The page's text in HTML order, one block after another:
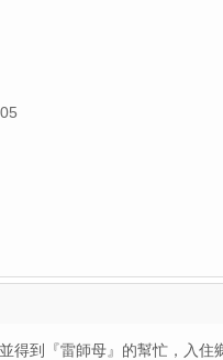
池,李日朗,梁雍婷,麦以马
到『雷師母』的幫忙，入